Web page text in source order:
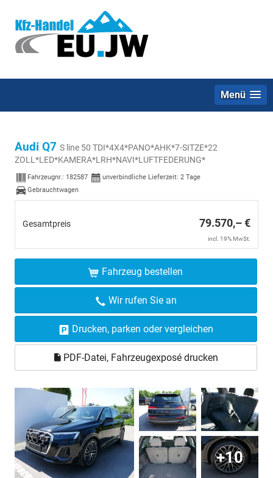
Menü
Audi Q7 S line 50 TDI*4X4*PANO*AHK*7-SITZE*22
ZOLL*LED*KAMERA*LRH*NAVI*LUFTFEDERUNG*
Fahrzeugnr.: 182587 unverbindliche Lieferzeit: 2 Tage
Gebrauchtwagen
Gesamtpreis 79.570,– €
incl. 19% MwSt.
Fahrzeug bestellen
Wir rufen Sie an
Drucken, parken oder vergleichen
PDF-Datei, Fahrzeugexposé drucken
+10